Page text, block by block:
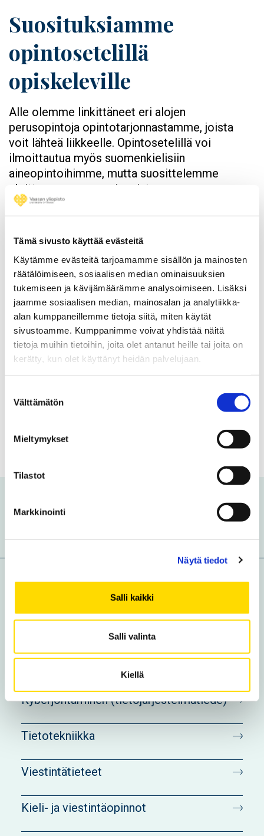
Tämä sivusto käyttää evästeitä
Käytämme evästeitä tarjoamamme sisällön ja mainosten
räätälöimiseen, sosiaalisen median ominaisuuksien
tukemiseen ja kävijämäärämme analysoimiseen. Lisäksi
jaamme sosiaalisen median, mainosalan ja analytiikka-
alan kumppaneillemme tietoja siitä, miten käytät
sivustoamme. Kumppanimme voivat yhdistää näitä
tietoja muihin tietoihin, joita olet antanut heille tai joita on
kerätty, kun olet käyttänyt heidän palvelujaan.
valinta
Välttämätön
Mieltymykset
Tilastot
Markkinointi
Näytä tiedot
Salli kaikki
Salli valinta
Kiellä
Suosituksiamme
opintosetelillä
opiskeleville
Alle olemme linkittäneet eri alojen
perusopintoja opintotarjonnastamme, joista
voit lähteä liikkeelle. Opintosetelillä voi
ilmoittautua myös suomenkielisiin
aineopintoihimme, mutta suosittelemme
aloittamaan perusopinnoista.
Opintoneuvojamme auttavat mielellään, jos
haluat suunnitella opintoseteliopintojasi
esimerkiksi avoimen yliopiston väylään
sopiviksi. Opintotarjontaamme viimeistellään
vielä heinä-elokuun aikana, joten linkitysten
takaa avautuvat kurssilistat täydentyvät ennen
ilmoittautumisten avautumista.
Poimi eri alojen perusopintoja
tarjonnastamme
Kyberjohtaminen (tietojärjestelmätiede)
Tietotekniikka
Viestintätieteet
Kieli- ja viestintäopinnot